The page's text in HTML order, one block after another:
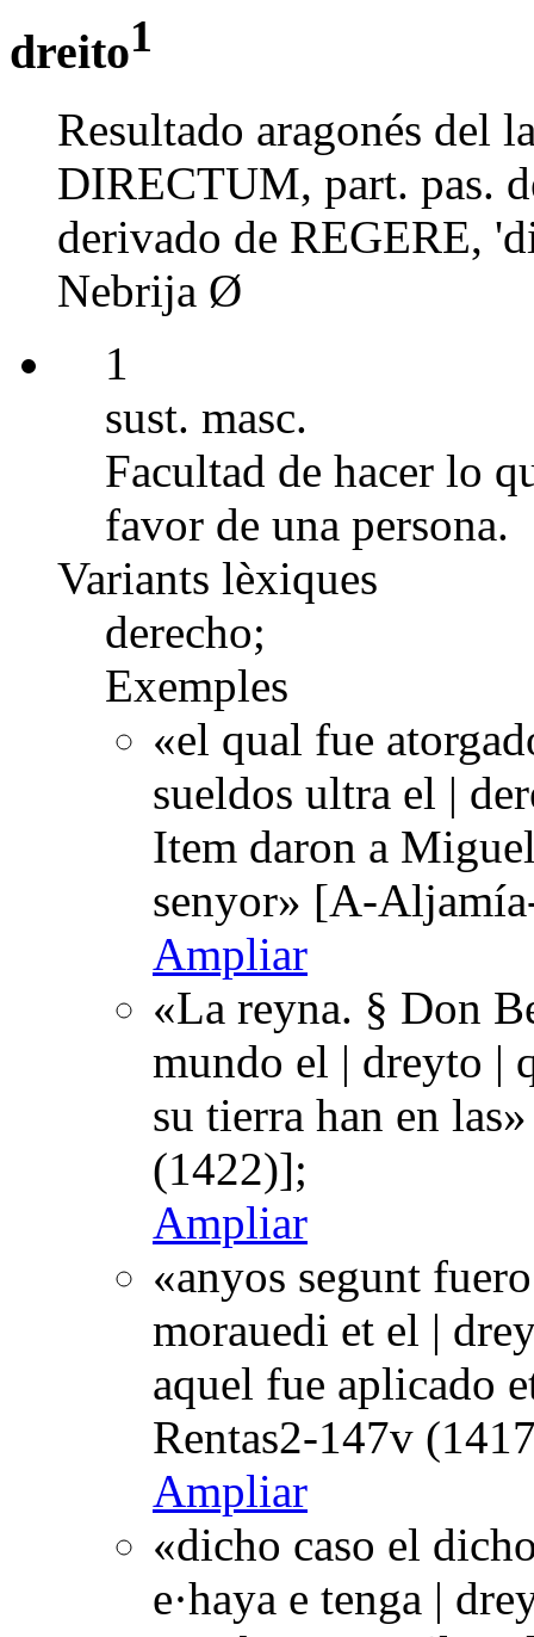
dreito1
Resultado aragonés del
DIRECTUM, part. pas.
derivado de REGERE,
Nebrija Ø
1
sust. masc.
Facultad de hacer lo
favor de una persona.
Variants lèxiques
derecho;
Exemples
«el qual fue
sueldos ultra el |
Item daron a
senyor» [A-
Ampliar
«La reyna. § Don
mundo el | dreyto |
su tierra han en
(1422)];
Ampliar
«anyos segunt
morauedi et el |
aquel fue aplicado
Rentas2-147v
Ampliar
«dicho caso el
e·haya e tenga |